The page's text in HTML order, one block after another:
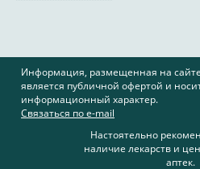
Информация, размещенная на
является публичной офертой и
информационный характер.
Связаться по e-mail
Настоятельно
наличие лекарств и
аптек.